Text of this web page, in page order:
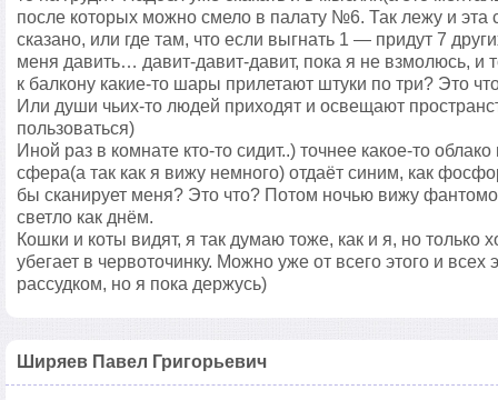
после которых можно смело в палату №6. Так лежу и эта
сказано, или где там, что если выгнать 1 — придут 7
меня давить… давит-давит-давит, пока я не взмолюсь, и
к балкону какие-то шары прилетают штуки по три? Это
Или души чьих-то людей приходят и освещают
пользоваться)
Иной раз в комнате кто-то сидит..) точнее какое-то
сфера(а так как я вижу немного) отдаёт синим, как
бы сканирует меня? Это что? Потом ночью вижу
светло как днём.
Кошки и коты видят, я так думаю тоже, как и я, но только
убегает в червоточинку. Можно уже от всего этого и
рассудком, но я пока держусь)
Ширяев Павел Григорьевич